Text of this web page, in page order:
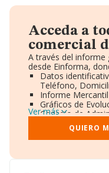
Acceda a
comercial
A través del
desde Einforma,
Datos
Teléfono,
Informe
Gráficos de
Consejo de
Directivos y
Accionistas.
Participaciones y
Información
Ver más
QUIERO